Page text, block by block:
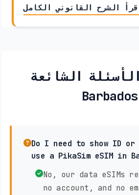
الأسئلة الشائعة - eSIM
Barbados
Do I need to show ID
use a PikaSim eSIM in
No, our data eSIMs
no account, and no